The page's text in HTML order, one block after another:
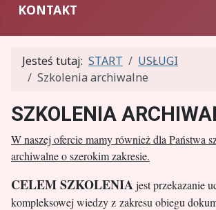
KONTAKT
Jesteś tutaj: START
USŁUGI
Szkolenia archiwalne
SZKOLENIA
W naszej ofercie mamy również dla Państwa
archiwalne o szerokim zakresie.
CELEM SZKOLENIAjest przekazanie
kompleksowej wiedzy z zakresu obiegu